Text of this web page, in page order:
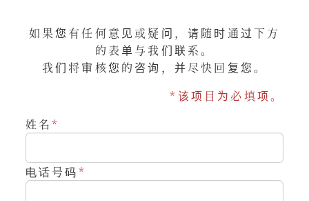
如果您有任何意见或疑问，请随时通过下方
的表单与我们联系。
我们将审核您的咨询，并尽快回复您。
*该项目为必填项。
姓名*
电话号码*